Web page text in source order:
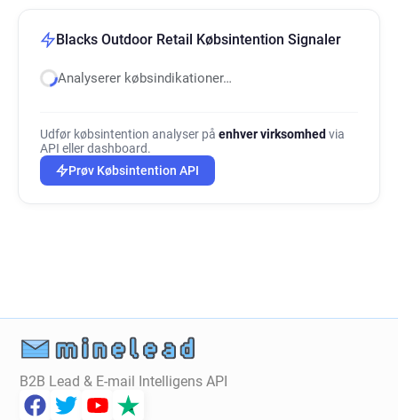
Blacks Outdoor Retail Købsintention Signaler
Analyserer købsindikationer…
Udfør købsintention analyser på enhver virksomhed via
API eller dashboard.
Prøv Købsintention API
B2B Lead & E-mail Intelligens API